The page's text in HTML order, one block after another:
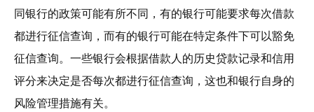
同银行的政策可能有所不同，有的银行可能要求每次借款
都进行征信查询，而有的银行可能在特定条件下可以豁免
征信查询。一些银行会根据借款人的历史贷款记录和信用
评分来决定是否每次都进行征信查询，这也和银行自身的
风险管理措施有关。